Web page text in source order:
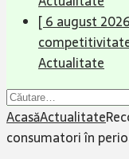
[ 6 august
Actualitate
Caută
după:
AcasăActualitate
consumatori în